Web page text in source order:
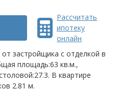
Рассчитать
ипотеку
онлайн
застройщика c отделкой в
площадь:63 кв.м.,
B квартире
2.81 м.